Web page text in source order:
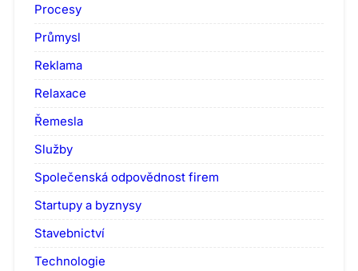
Procesy
Průmysl
Reklama
Relaxace
Řemesla
Služby
Společenská odpovědnost firem
Startupy a byznysy
Stavebnictví
Technologie